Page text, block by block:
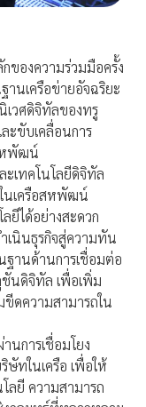
ของความร่วมมือครั้ง
านเครือข่ายอัจฉริยะ
วศดิจิทัลของทรู
ะขับเคลื่อนการ
หพัฒน์
ะเทคโนโลยีดิจิทัล
นเครือสหพัฒน์
ยีได้อย่างสะดวก
เนินธุรกิจสู่ความทัน
ฐานด้านการเชื่อมต่อ
ชันดิจิทัล เพื่อเพิ่ม
ดความสามารถใน
นการเชื่อมโยง
ทในเครือ เพื่อให้
ลยี ความสามารถ